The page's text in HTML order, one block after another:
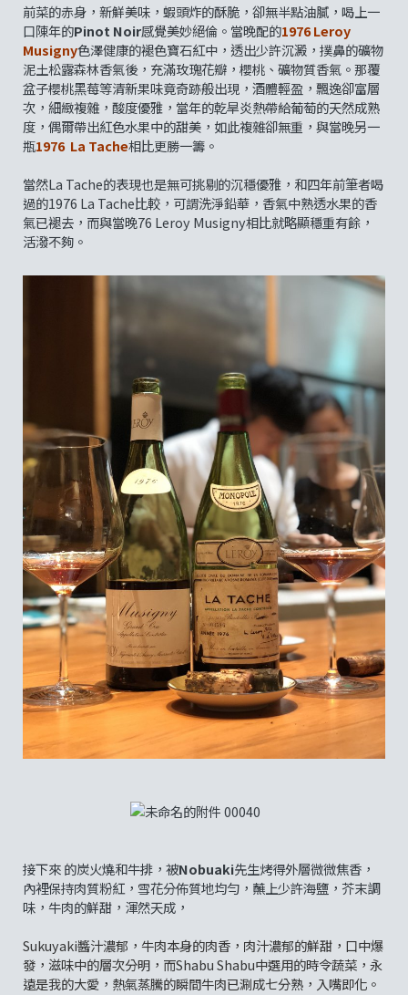
前菜的赤身，新鮮美味，蝦頭炸的酥脆，卻無半點油膩，喝上一
口陳年的Pinot Noir感覺美妙絕倫。當晚配的1976 Leroy
Musigny色澤健康的褪色寶石紅中，透出少許沉澱，撲鼻的礦物
泥土松露森林香氣後，充滿玫瑰花瓣，櫻桃、礦物質香氣。那覆
盆子櫻桃黑莓等清新果味竟奇跡般出現，酒體輕盈，飄逸卻富層
次，細緻複雜，酸度優雅，當年的乾旱炎熱帶給葡萄的天然成熟
度，偶爾帶出紅色水果中的甜美，如此複雜卻無重，與當晚另一
瓶1976 La Tache相比更勝一籌。
當然La Tache的表現也是無可挑剔的沉穩優雅，和四年前筆者喝
過的1976 La Tache比較，可謂洗淨鉛華，香氣中熟透水果的香
氣已褪去，而與當晚76 Leroy Musigny相比就略顯穩重有餘，
活潑不夠。
接下來 的炭火燒和牛排，被Nobuaki先生烤得外層微微焦香，
內裡保持肉質粉紅，雪花分佈質地均勻，蘸上少許海鹽，芥末調
味，牛肉的鮮甜，渾然天成，
Sukuyaki醬汁濃郁，牛肉本身的肉香，肉汁濃郁的鮮甜，口中爆
發，滋味中的層次分明，而Shabu Shabu中選用的時令蔬菜，永
遠是我的大愛，熱氣蒸騰的瞬間牛肉已涮成七分熟，入嘴即化。